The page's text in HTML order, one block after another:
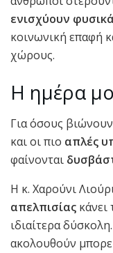
ενισχύουν
κοινωνική επαφή
χώρους.
Η ημέρα
Για όσους
και οι πιο απλές
φαίνονται
Η κ. Χαρούνι
απελπισίας κάνει
ιδιαίτερα
ακολουθούν